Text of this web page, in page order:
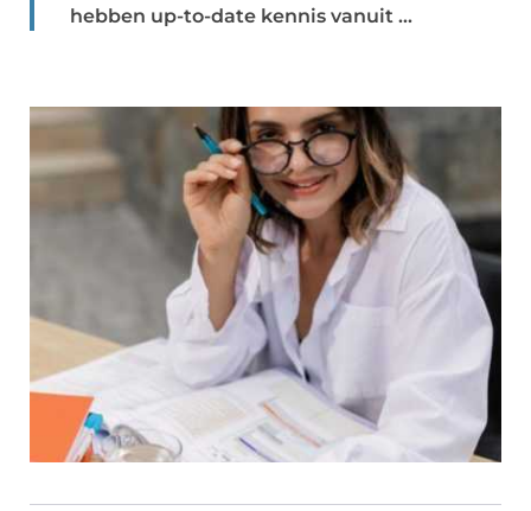
hebben up-to-date kennis vanuit ...